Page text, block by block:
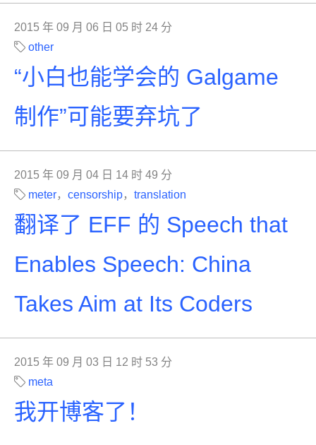
2015 年 09 月 06 日 05 时 24 分
other
“小白也能学会的 Galgame
制作”可能要弃坑了
2015 年 09 月 04 日 14 时 49 分
meter， censorship， translation
翻译了 EFF 的 Speech that
Enables Speech: China
Takes Aim at Its Coders
2015 年 09 月 03 日 12 时 53 分
meta
我开博客了！